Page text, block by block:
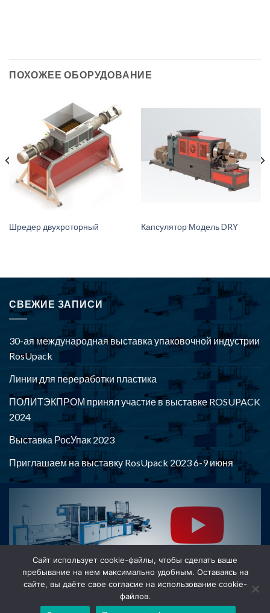
ПОХОЖЕЕ ОБОРУДОВАНИЕ
Шредер двухроторный Капсулятор Модель DRY
СВЕЖИЕ ЗАПИСИ
30-ая международная выставка упаковочной индустрии
RosUpack
Линии для переработки пластика
ПОЛИТЭКПРОМ принял участие в выставке ROSUPACK
2024
Выставка РосУпак 2023
Приглашаем на выставку RosUpack 2023 6-9 июня
переработки полимерной продукции
Сайт использует cookie-файлы, чтобы сделать ваше
пребывание на нем максимально удобным. Оставаясь на
сайте, вы даёте свое согласие на использование cookie-
файлов.